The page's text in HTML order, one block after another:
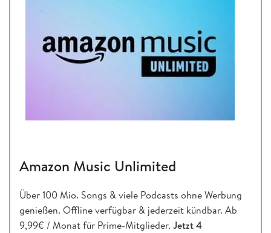
Amazon Music Unlimited
Über 100 Mio. Songs & viele Podcasts ohne Werbung
genießen. Offline verfügbar & jederzeit kündbar. Ab
9,99€ / Monat für Prime-Mitglieder. Jetzt 4